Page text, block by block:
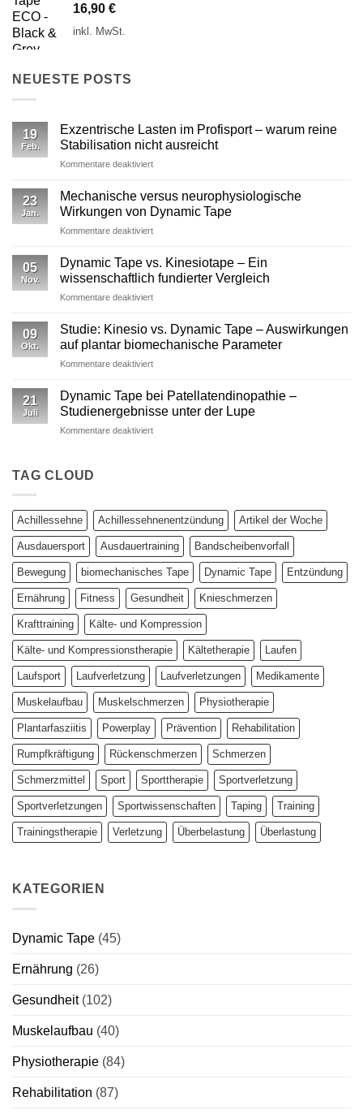
16,90 €
inkl. MwSt.
NEUESTE POSTS
19
Feb.
Exzentrische Lasten im Profisport – warum reine
Stabilisation nicht ausreicht
Kommentare deaktiviertfür
im
Profisport
–
reine
Stabilisation
ausreicht
23
Jan.
Mechanische versus neurophysiologische
Wirkungen von Dynamic Tape
Kommentare deaktiviertfür
versus
neurophysiologische
Wirkungen
von
05
Nov.
Dynamic Tape vs. Kinesiotape – Ein
wissenschaftlich fundierter Vergleich
Kommentare deaktiviertfür
Tape
Kinesiotape
–
wissenschaftlich
fundierter
09
Okt.
Studie: Kinesio vs. Dynamic Tape – Auswirkungen
auf plantar biomechanische Parameter
Kommentare deaktiviertfür
Kinesio
Dynamic
Tape
Parameter
21
Juli
Dynamic Tape bei Patellatendinopathie –
Studienergebnisse unter der Lupe
Kommentare deaktiviertfür
Studienergebnisse
unter
der
TAG CLOUD
Achillessehne Achillessehnenentzündung Artikel der Woche
Ausdauersport Ausdauertraining Bandscheibenvorfall
Bewegung biomechanisches Tape Dynamic Tape Entzündung
Ernährung Fitness Gesundheit Knieschmerzen
Krafttraining Kälte- und Kompression
Kälte- und Kompressionstherapie Kältetherapie Laufen
Laufsport Laufverletzung Laufverletzungen Medikamente
Muskelaufbau Muskelschmerzen Physiotherapie
Plantarfasziitis Powerplay Prävention Rehabilitation
Rumpfkräftigung Rückenschmerzen Schmerzen
Schmerzmittel Sport Sporttherapie Sportverletzung
Sportverletzungen Sportwissenschaften Taping Training
Trainingstherapie Verletzung Überbelastung Überlastung
KATEGORIEN
Dynamic Tape (45)
Ernährung (26)
Gesundheit(102)
Muskelaufbau (40)
Physiotherapie (84)
Rehabilitation (87)